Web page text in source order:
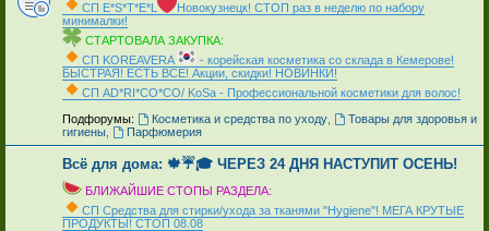
СП Е*S*T*Е*L
Новокузнецк! СТОП раз в неделю по набору
минималки!
СТАРТОВАЛА ЗАКУПКА:
СП KOREAVERA
- корейская косметика со склада в Кемерове!
БЫСТРАЯ! ЕСТЬ ВСЁ! Акции, скидки! НОВИНКИ!
СП AD*RI*CO*CO/ KoSa - Профессиональной косметики для волос!
Подфорумы: Косметика и средства по уходу,
Товары для здоровья и
гигиены
Парфюмерия
Всё для дома: 🍁☔🎓 ЧЕРЕЗ 24 ДНЯ НАСТУПИТ ОСЕНЬ!
БЛИЖАЙШИЕ СТОПЫ РАЗДЕЛА:
СП Средства для стирки/ухода за тканями "Hygiene"! МЕГА КРУТЫЕ
ПРОДУКТЫ! СТОП 08.08